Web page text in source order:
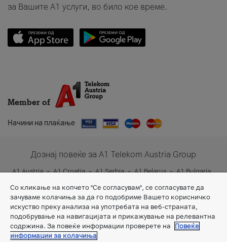
за Вашите A1 услуги, во било кое време.
Member of
Начини на плаќање
Дознај повеќе за A1 Telekom Austria Group
A1 Austria A1 Croatia A1 Serbia A1 Belarus
A1 Bulgaria
A1 Slovenia
A1 Digital
Со кликање на копчето "Се согласувам", се согласувате да
зачуваме колачиња за да го подобриме Вашето корисничко
искуство преку анализа на употребата на веб-страната,
подобрување на навигацијата и прикажување на релевантна
содржина. За повеќе информации проверете на
Повеќе
информации за колачиња